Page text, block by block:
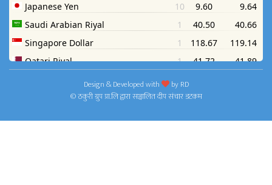
Design & Developed with byRD
© ठकुरी ग्रुप प्रा.लि द्वारा सञ्चालित दीप संचार डटकम